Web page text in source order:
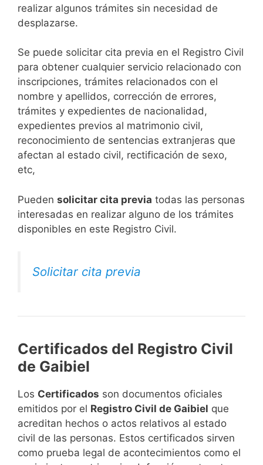
realizar algunos trámites sin necesidad de
desplazarse.​
Se puede solicitar cita previa en el Registro Civil
para obtener cualquier servicio relacionado con
inscripciones, trámites relacionados con el
nombre y apellidos, corrección de errores,
trámites y expedientes de nacionalidad,
expedientes previos al matrimonio civil,
reconocimiento de sentencias extranjeras que
afectan al estado civil, rectificación de sexo,
etc,
​Pueden solicitar cita previa todas las personas
interesadas en realizar alguno de los trámites
disponibles en este Registro Civil.​
Solicitar cita previa
Certificados del Registro Civil
de Gaibiel
Los Certificados son documentos oficiales
emitidos por el Registro Civil de Gaibiel que
acreditan hechos o actos relativos al estado
civil de las personas. Estos certificados sirven
como prueba legal de acontecimientos como el